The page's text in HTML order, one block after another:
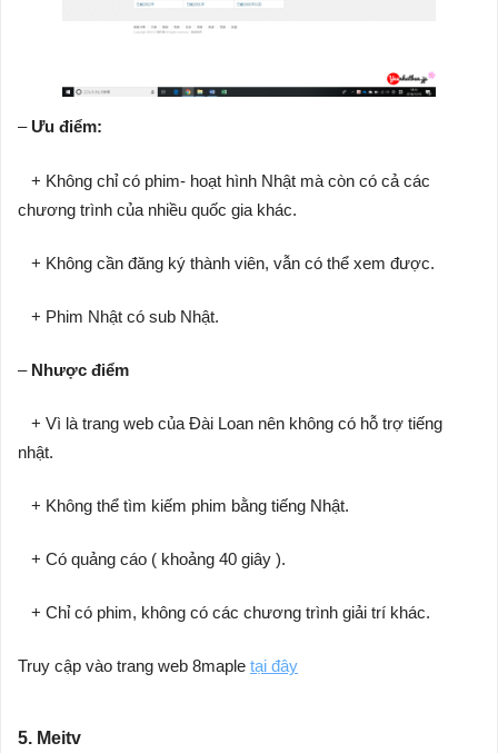
– Ưu điểm:
+ Không chỉ có phim- hoạt hình Nhật mà còn có cả các
chương trình của nhiều quốc gia khác.
+ Không cần đăng ký thành viên, vẫn có thể xem được.
+ Phim Nhật có sub Nhật.
– Nhược điểm
+ Vì là trang web của Đài Loan nên không có hỗ trợ tiếng
nhật.
+ Không thể tìm kiếm phim bằng tiếng Nhật.
+ Có quảng cáo ( khoảng 40 giây ).
+ Chỉ có phim, không có các chương trình giải trí khác.
Truy cập vào trang web 8maple tại đây
5. Meitv